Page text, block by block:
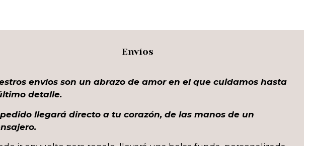
Envíos
envíos son un abrazo de amor en el que cuidamos hasta
detalle.
llegará directo a tu corazón, de las manos de un